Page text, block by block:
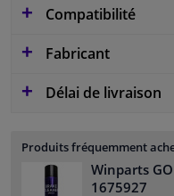
Compatibilité
Fabricant
Délai de livraison
Produits fréquemment
Winparts
1675927